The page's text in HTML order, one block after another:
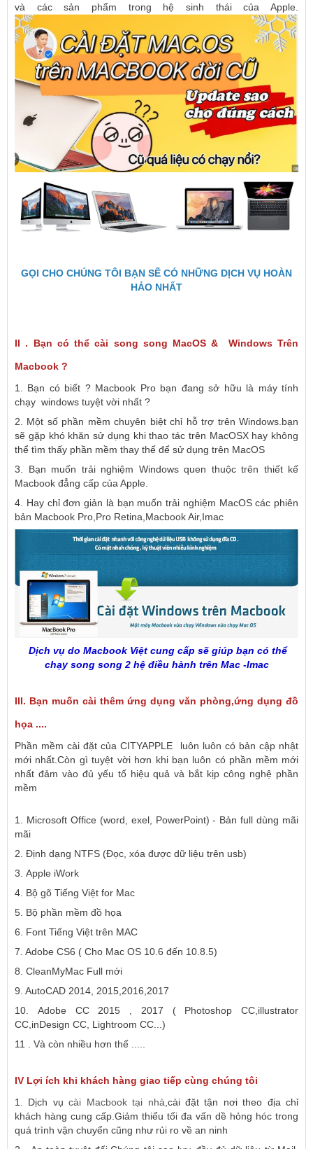
và các sản phẩm trong hệ sinh thái của Apple.
GỌI CHO CHÚNG TÔI BẠN SẼ CÓ NHỮNG DỊCH VỤ HOÀN
HẢO NHẤT
II . Bạn có thể cài song song MacOS & Windows Trên
Macbook ?
1. Bạn có biết ? Macbook Pro bạn đang sở hữu là máy tính
chạy windows tuyệt vời nhất ?
2. Một số phần mềm chuyên biệt chỉ hỗ trợ trên Windows.bạn
sẽ gặp khó khăn sử dụng khi thao tác trên MacOSX hay không
thể tìm thấy phần mềm thay thế để sử dụng trên MacOS
3. Bạn muốn trải nghiệm Windows quen thuộc trên thiết kế
Macbook đẳng cấp của Apple.
4. Hay chỉ đơn giản là bạn muốn trải nghiệm MacOS các phiên
bản Macbook Pro,Pro Retina,Macbook Air,Imac
Dịch vụ do Macbook Việt cung cấp sẽ giúp bạn có thể
chạy song song 2 hệ điều hành trên Mac -Imac
III. Bạn muốn cài thêm ứng dụng văn phòng,ứng dụng đồ
họa ....
Phần mềm cài đặt của CITYAPPLE luôn luôn có bản cập nhật
mới nhất.Còn gì tuyệt vời hơn khi bạn luôn có phần mềm mới
nhất đảm vào đủ yếu tố hiệu quả và bắt kịp công nghệ phần
mềm
1. Microsoft Office (word, exel, PowerPoint) - Bản full dùng mãi
mãi
2. Định dạng NTFS (Đọc, xóa được dữ liệu trên usb)
3. Apple iWork
4. Bộ gõ Tiếng Việt for Mac
5. Bộ phần mềm đồ họa
6. Font Tiếng Việt trên MAC
7. Adobe CS6 ( Cho Mac OS 10.6 đến 10.8.5)
8. CleanMyMac Full mới
9. AutoCAD 2014, 2015,2016,2017
10. Adobe CC 2015 , 2017 ( Photoshop CC,illustrator
CC,inDesign CC, Lightroom CC...)
11 . Và còn nhiều hơn thế .....
IV Lợi ích khi khách hàng giao tiếp cùng chúng tôi
1. Dịch vụcài Macbook tại nhà ,cài đặt tận nơi theo địa chỉ
khách hàng cung cấp.Giảm thiểu tối đa vấn dề hỏng hóc trong
quá trình vận chuyển cũng như rủi ro về an ninh